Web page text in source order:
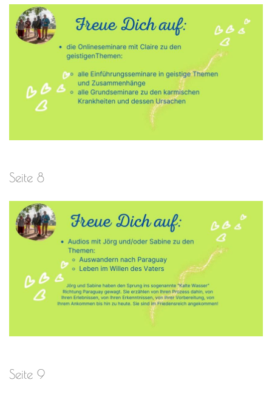
Seite 8
Seite 9